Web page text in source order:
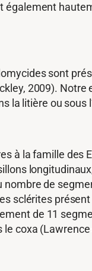
également
sont
2009).
la litière ou sous
à la famille des
de
sclérites
de 11
le coxa (Lawrence